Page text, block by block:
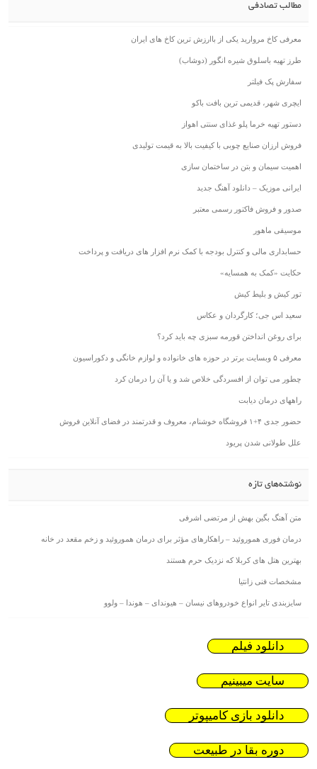
مطالب تصادفی
معرفی کاخ مروارید یکی از باارزش ترین کاخ های ایران
طرز تهیه باسلوق شیره انگور (دوشاب)
سفارش پک فیلتر
ایچری شهر، قدیمی ترین بافت باکو
دستور تهیه خرما پلو غذای سنتی اهواز
فروش ارزان صنایع چوبی با کیفیت بالا به قیمت تولیدی
اهمیت سیمان و بتن در ساختمان سازی
ایرانی موزیک – دانلود آهنگ جدید
صدور و فروش فاکتور رسمی معتبر
موسیقی ماهور
حسابداری مالی و کنترل بودجه با کمک نرم افزار های دریافت و پرداخت
حکایت «کمک به همسایه»
تور کیش و بلیط کیش
سعید اس جی؛ کارگردان و عکاس
برای روغن انداختن قورمه سبزی چه باید کرد؟
معرفی ۵ وبسایت برتر در حوزه های خانواده و لوازم خانگی و دکوراسیون
چطور می توان از افسردگی خلاص شد و یا آن را درمان کرد
راههای درمان دیابت
حضور جدی ۴+۱ فروشگاه خوشنام، معروف و قدرتمند در فضای آنلاین فروش
علل طولانی شدن پریود
نوشته‌های تازه
متن آهنگ بگین بهش از مرتضی اشرفی
درمان فوری هموروئید – راهکارهای مؤثر برای درمان هموروئید و زخم مقعد در خانه
بهترین هتل های کربلا که نزدیک حرم هستند
مشخصات فنی زانتیا
سایزبندی تایر انواع خودروهای نیسان – هیوندای – هوندا – ولوو
دانلود فیلم
سایت میبینیم
دانلود بازی کامیپوتر
دوره بقا در طبیعت